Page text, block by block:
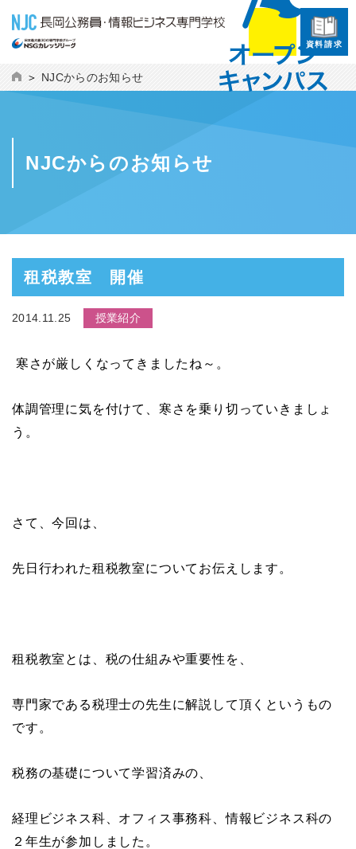
資料請求
NJCからのお知らせ
NJCからのお知らせ
租税教室 開催
2014.11.25 授業紹介
寒さが厳しくなってきましたね～。
体調管理に気を付けて、寒さを乗り切っていきましょ
う。
さて、今回は、
先日行われた租税教室についてお伝えします。
租税教室とは、税の仕組みや重要性を、
専門家である税理士の先生に解説して頂くというもの
です。
税務の基礎について学習済みの、
経理ビジネス科、オフィス事務科、情報ビジネス科の
２年生が参加しました。